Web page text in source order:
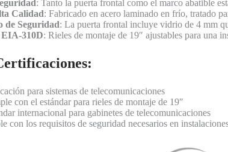
: Tanto la puerta frontal como el marco abatible
Calidad: Fabricado en acero laminado en frío, tratado
de Seguridad: La puerta frontal incluye vidrio de 4 mm
310D: Rieles de montaje de 19″ ajustables para una
para sistemas de telecomunicaciones
con el estándar para rieles de montaje de 19″
internacional para gabinetes de telecomunicaciones
con los requisitos de seguridad necesarios en